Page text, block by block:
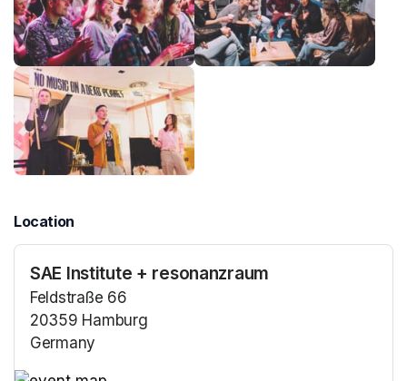
Location
SAE Institute + resonanzraum
Feldstraße 66
20359 Hamburg
Germany